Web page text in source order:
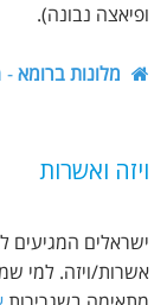
ופיאצה נבונה).
מלונות ברומא-
ויזה ואשרות
ישראלים המגיעים
אשרות/ויזה. למי